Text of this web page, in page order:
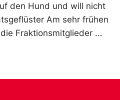
den Hund und will nicht
Am sehr frühen
Fraktionsmitglieder